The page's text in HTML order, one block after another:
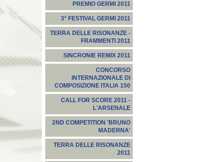
PREMIO GERMI 2011
3° FESTIVAL GERMI 2011
TERRA DELLE RISONANZE -
FRAMMENTI 2011
SINCRONIE REMIX 2011
CONCORSO
INTERNAZIONALE DI
COMPOSIZIONE ITALIA 150
CALL FOR SCORE 2011 -
L'ARSENALE
2ND COMPETITION 'BRUNO
MADERNA'
TERRA DELLE RISONANZE
2011